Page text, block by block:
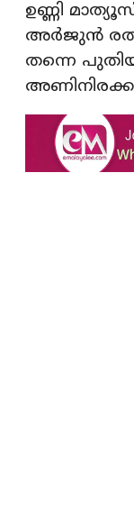
ഉണ്ണി
അര്‍ജുന്‍
തന്നെ